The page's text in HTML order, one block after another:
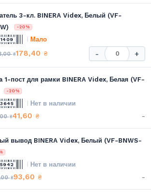
3-кл. BINERA Videx, Белый (VF-
-20%
Мало
₴178,40 ₴ - +
1-пост для рамки BINERA Videx, Белая (VF-
-20%
Нет в наличии
₴41,60 ₴ -
вывод BINERA Videx, Белый (VF-BNWS-
Нет в наличии
₴93,60 ₴ -